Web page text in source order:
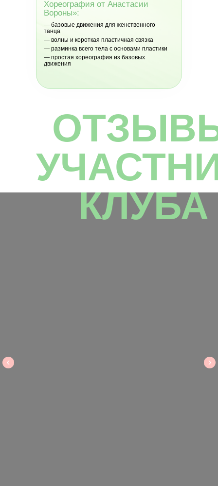
Хореография от Анастасии
Вороны»:
— базовые движения для женственного
танца
— волны и короткая пластичная связка
— разминка всего тела с основами пластики
— простая хореография из базовых
движения
КЛУБА